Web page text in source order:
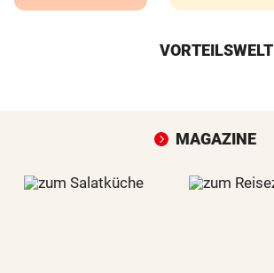
VORTEILSWELT
MAGAZINE